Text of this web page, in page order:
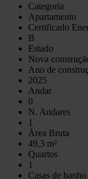
Categoria
Apartamento
Certificado
B
Estado
Nova
Ano de
2025
Andar
0
N. Andares
1
Área Bruta
49,3 m²
Quartos
1
Casas de banho